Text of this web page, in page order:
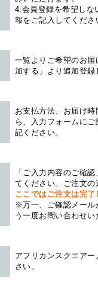
4.会員登録を希望しな
報をご記入してくださ
一覧よりご希望のお
加する」より追加登
お支払方法、お届け
ら、入力フォームに
記ください。
「ご入力内容のご確
てください。ご注文
ここではご注文は完
※万一、ご確認メール
う一度お問い合わせ
アフリカンスクエアー
さい。